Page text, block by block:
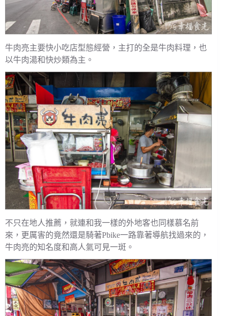
牛肉亮主要快小吃店型態經營，主打的全是牛肉料理，也
以牛肉湯和快炒類為主。
不只在地人推薦，就連和我一樣的外地客也同樣慕名前
來，更厲害的竟然還是騎著Pbike一路靠著導航找過來的，
牛肉亮的知名度和高人氣可見一斑。